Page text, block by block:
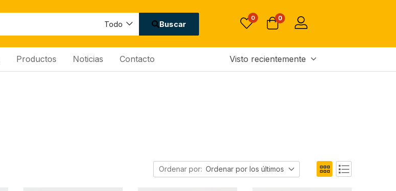
Todo Buscar
0 0
Productos Noticias Contacto Visto recientemente
Ordenar por: Ordenar por los últimos